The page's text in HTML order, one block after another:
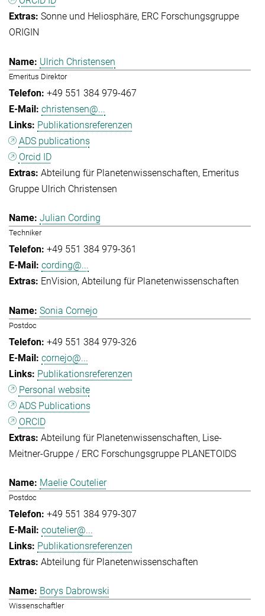
Sonne und Heliosphäre ERC Forschungsgruppe
ORIGIN
Ulrich Christensen
Emeritus Direktor
+49 551 384 979-467
christensen@...
Publikationsreferenzen
ADS publications
Orcid ID
Abteilung für Planetenwissenschaften Emeritus
Gruppe Ulrich Christensen
Julian Cording
Techniker
+49 551 384 979-361
cording@...
EnVision Abteilung für Planetenwissenschaften
Sonia Cornejo
Postdoc
+49 551 384 979-326
cornejo@...
Publikationsreferenzen
Personal website
ADS Publications
ORCID
Abteilung für Planetenwissenschaften Lise-
Meitner-Gruppe / ERC Forschungsgruppe PLANETOIDS
Maelie Coutelier
Postdoc
+49 551 384 979-307
coutelier@...
Publikationsreferenzen
Abteilung für Planetenwissenschaften
Borys Dabrowski
Wissenschaftler